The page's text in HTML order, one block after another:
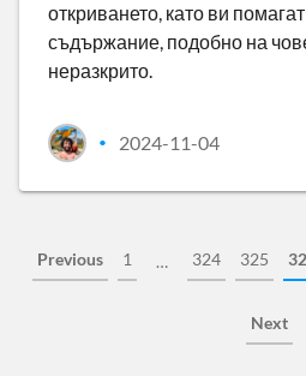
откриването, като ви
съдържание, подобно на
неразкрито.
• 2024-11-04
Previous 1 … 324 325
Next